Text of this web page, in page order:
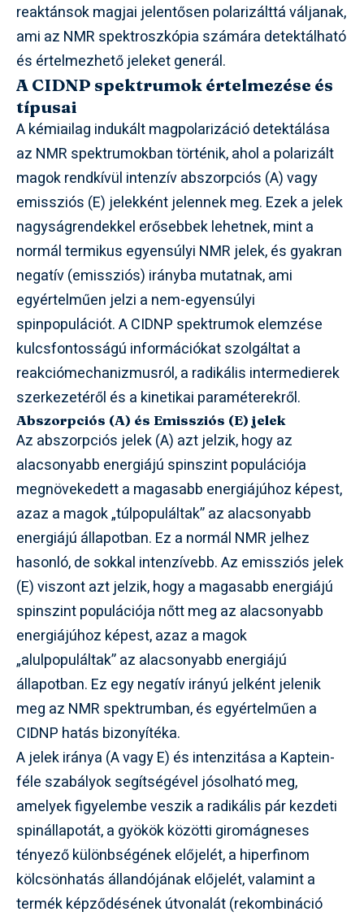
reaktánsok magjai jelentősen polarizálttá váljanak,
ami az NMR spektroszkópia számára detektálható
és értelmezhető jeleket generál.
A CIDNP spektrumok értelmezése és
típusai
A kémiailag indukált magpolarizáció detektálása
az NMR spektrumokban történik, ahol a polarizált
magok rendkívül intenzív abszorpciós (A) vagy
emissziós (E) jelekként jelennek meg. Ezek a jelek
nagyságrendekkel erősebbek lehetnek, mint a
normál termikus egyensúlyi NMR jelek, és gyakran
negatív (emissziós) irányba mutatnak, ami
egyértelműen jelzi a nem-egyensúlyi
spinpopulációt. A CIDNP spektrumok elemzése
kulcsfontosságú információkat szolgáltat a
reakciómechanizmusról, a radikális intermedierek
szerkezetéről és a kinetikai paraméterekről.
Abszorpciós (A) és Emissziós (E) jelek
Az abszorpciós jelek (A) azt jelzik, hogy az
alacsonyabb energiájú spinszint populációja
megnövekedett a magasabb energiájúhoz képest,
azaz a magok „túlpopuláltak” az alacsonyabb
energiájú állapotban. Ez a normál NMR jelhez
hasonló, de sokkal intenzívebb. Az emissziós jelek
(E) viszont azt jelzik, hogy a magasabb energiájú
spinszint populációja nőtt meg az alacsonyabb
energiájúhoz képest, azaz a magok
„alulpopuláltak” az alacsonyabb energiájú
állapotban. Ez egy negatív irányú jelként jelenik
meg az NMR spektrumban, és egyértelműen a
CIDNP hatás bizonyítéka.
A jelek iránya (A vagy E) és intenzitása a Kaptein-
féle szabályok segítségével jósolható meg,
amelyek figyelembe veszik a radikális pár kezdeti
spinállapotát, a gyökök közötti giromágneses
tényező különbségének előjelét, a hiperfinom
kölcsönhatás állandójának előjelét, valamint a
termék képződésének útvonalát (rekombináció